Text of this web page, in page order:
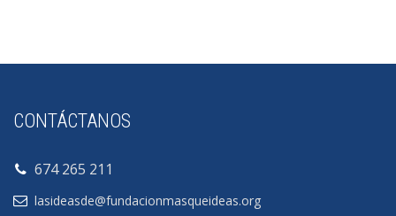
CONTÁCTANOS
674 265 211
lasideasde@fundacionmasqueideas.org